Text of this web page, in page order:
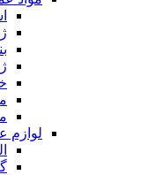
لوازم